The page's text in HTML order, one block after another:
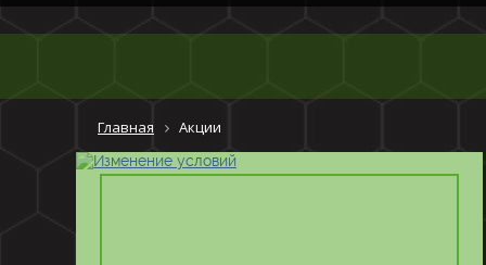
Главная Акции